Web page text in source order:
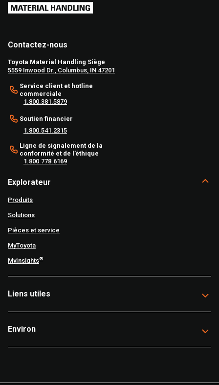
Contactez-nous
Toyota Material Handling Siège
5559 Inwood Dr., Columbus, IN 47201
Service client et hotline
commerciale
1.800.381.5879
Soutien financier
1.800.541.2315
Ligne de signalement de la
conformité et de l’éthique
1.800.778.6169
Explorateur
Produits
Solutions
Pièces et service
MyToyota
MyInsights®
Liens utiles
Environ